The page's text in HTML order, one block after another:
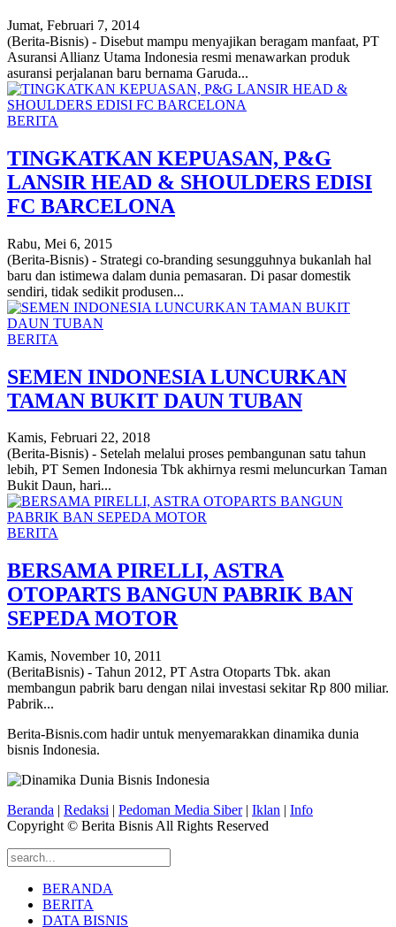
Jumat, Februari 7, 2014
(Berita-Bisnis) - Disebut mampu menyajikan beragam manfaat, PT
Asuransi Allianz Utama Indonesia resmi menawarkan produk
asuransi perjalanan baru bernama Garuda...
BERITA
TINGKATKAN KEPUASAN, P&G
LANSIR HEAD & SHOULDERS EDISI
FC BARCELONA
Rabu, Mei 6, 2015
(Berita-Bisnis) - Strategi co-branding sesungguhnya bukanlah hal
baru dan istimewa dalam dunia pemasaran. Di pasar domestik
sendiri, tidak sedikit produsen...
BERITA
SEMEN INDONESIA LUNCURKAN
TAMAN BUKIT DAUN TUBAN
Kamis, Februari 22, 2018
(Berita-Bisnis) - Setelah melalui proses pembangunan satu tahun
lebih, PT Semen Indonesia Tbk akhirnya resmi meluncurkan Taman
Bukit Daun, hari...
BERITA
BERSAMA PIRELLI, ASTRA
OTOPARTS BANGUN PABRIK BAN
SEPEDA MOTOR
Kamis, November 10, 2011
(BeritaBisnis) - Tahun 2012, PT Astra Otoparts Tbk. akan
membangun pabrik baru dengan nilai investasi sekitar Rp 800 miliar.
Pabrik...
Berita-Bisnis.com hadir untuk menyemarakkan dinamika dunia
bisnis Indonesia.
Beranda | Redaksi | Pedoman Media Siber| Iklan | Info
Copyright © Berita Bisnis All Rights Reserved
BERANDA
BERITA
DATA BISNIS